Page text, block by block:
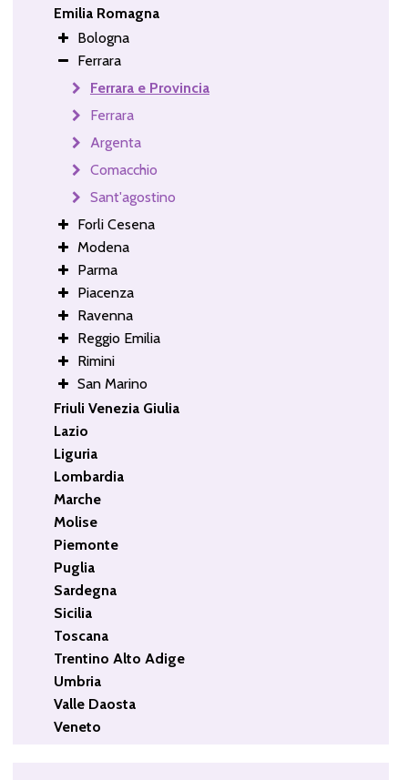
Emilia Romagna
Bologna
Ferrara
Ferrara e Provincia
Ferrara
Argenta
Comacchio
Sant'agostino
Forli Cesena
Modena
Parma
Piacenza
Ravenna
Reggio Emilia
Rimini
San Marino
Friuli Venezia Giulia
Lazio
Liguria
Lombardia
Marche
Molise
Piemonte
Puglia
Sardegna
Sicilia
Toscana
Trentino Alto Adige
Umbria
Valle Daosta
Veneto